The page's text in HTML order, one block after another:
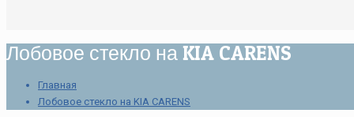
Лобовое стекло на KIA CARENS
Главная
Лобовое стекло на KIA CARENS